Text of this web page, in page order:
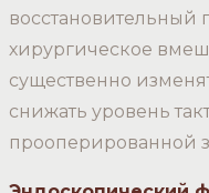
восстановительный
хирургическое
существенно
снижать уровень
прооперированной